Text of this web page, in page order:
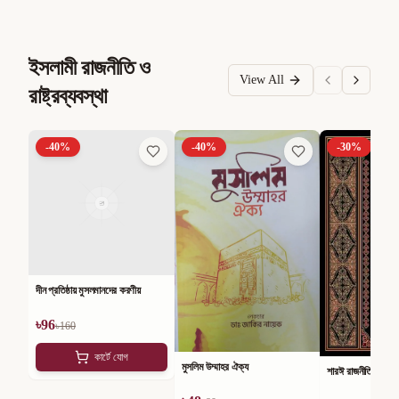
ইসলামী রাজনীতি ও
রাষ্ট্রব্যবস্থা
View All
-40%
দীন প্রতিষ্ঠায় মুসলমানদের করণীয়
৳96৳160
কার্টে যোগ
-40%
মুসলিম উম্মাহর ঐক্য
-30%
শারঈ রাজনীতি